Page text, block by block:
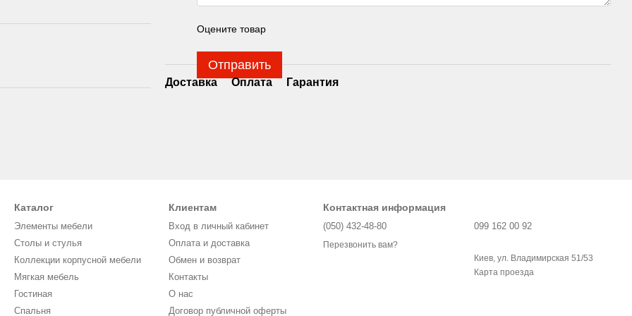
Оцените товар
Отправить
Доставка Оплата Гарантия
Каталог
Элементы мебели
Столы и стулья
Коллекции корпусной мебели
Мягкая мебель
Гостиная
Спальня
Клиентам
Вход в личный кабинет
Оплата и доставка
Обмен и возврат
Контакты
О нас
Договор публичной оферты
Контактная информация
(050) 432-48-80
Перезвонить вам?
099 162 00 92
Киев, ул. Владимирская 51/53
Карта проезда